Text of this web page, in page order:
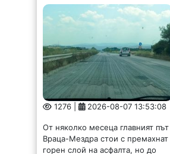
1276 | 2026-08-07 13:53:08
От няколко месеца главният път
Враца-Мездра стои с премахнат
ремонт така и не се стига.
Шофирането е изпитание за